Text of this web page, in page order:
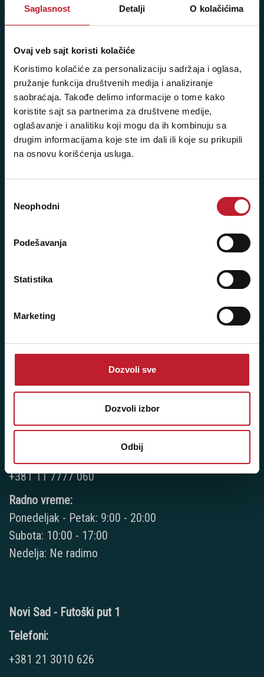
Saglasnost Detalji O kolačićima
Ovaj veb sajt koristi kolačiće
Koristimo kolačiće za personalizaciju sadržaja i oglasa,
pružanje funkcija društvenih medija i analiziranje
saobraćaja. Takođe delimo informacije o tome kako
koristite sajt sa partnerima za društvene medije,
oglašavanje i analitiku koji mogu da ih kombinuju sa
drugim informacijama koje ste im dali ili koje su prikupili
na osnovu korišćenja usluga.
сагласности
Neophodni
Podešavanja
Statistika
Marketing
Dozvoli sve
Dozvoli izbor
Odbij
060/6470116
NAŠE PRODAVNICE
Beograd - Svetogorska 9
Telefoni:
+381 11 3347 442
+381 11 3347 615
+381 11 3347 883
+381 11 2688 067
+381 11 2688 069
Nedelja: Ne radimo
Novi Beograd - Milutina Milankovića 120D
+381 11 777 7776
+381 11 7777 060
Radno vreme:
Ponedeljak - Petak: 9:00 - 20:00
Subota: 10:00 - 17:00
Nedelja: Ne radimo
Novi Sad - Futoški put 1
Telefoni:
+381 21 3010 626